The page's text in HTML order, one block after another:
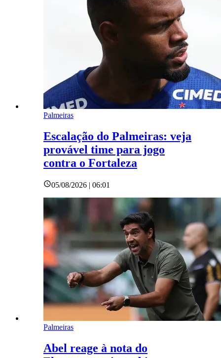
Palmeiras
Escalação do Palmeiras: veja
provável time para jogo
contra o Fortaleza
05/08/2026 | 06:01
Palmeiras
Abel reage à nota do